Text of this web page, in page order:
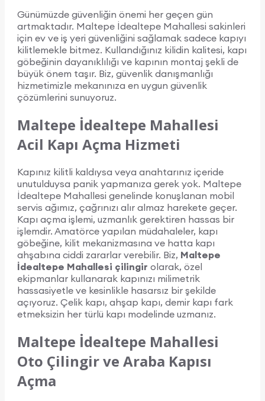
Günümüzde güvenliğin önemi her geçen gün
artmaktadır. Maltepe İdealtepe Mahallesi sakinleri
için ev ve iş yeri güvenliğini sağlamak sadece kapıyı
kilitlemekle bitmez. Kullandığınız kilidin kalitesi, kapı
göbeğinin dayanıklılığı ve kapının montaj şekli de
büyük önem taşır. Biz, güvenlik danışmanlığı
hizmetimizle mekanınıza en uygun güvenlik
çözümlerini sunuyoruz.
Maltepe İdealtepe Mahallesi
Acil Kapı Açma Hizmeti
Kapınız kilitli kaldıysa veya anahtarınız içeride
unutulduysa panik yapmanıza gerek yok. Maltepe
İdealtepe Mahallesi genelinde konuşlanan mobil
servis ağımız, çağrınızı alır almaz harekete geçer.
Kapı açma işlemi, uzmanlık gerektiren hassas bir
işlemdir. Amatörce yapılan müdahaleler, kapı
göbeğine, kilit mekanizmasına ve hatta kapı
ahşabına ciddi zararlar verebilir. Biz, Maltepe
İdealtepe Mahallesi çilingir olarak, özel
ekipmanlar kullanarak kapınızı milimetrik
hassasiyetle ve kesinlikle hasarsız bir şekilde
açıyoruz. Çelik kapı, ahşap kapı, demir kapı fark
etmeksizin her türlü kapı modelinde uzmanız.
Maltepe İdealtepe Mahallesi
Oto Çilingir ve Araba Kapısı
Açma